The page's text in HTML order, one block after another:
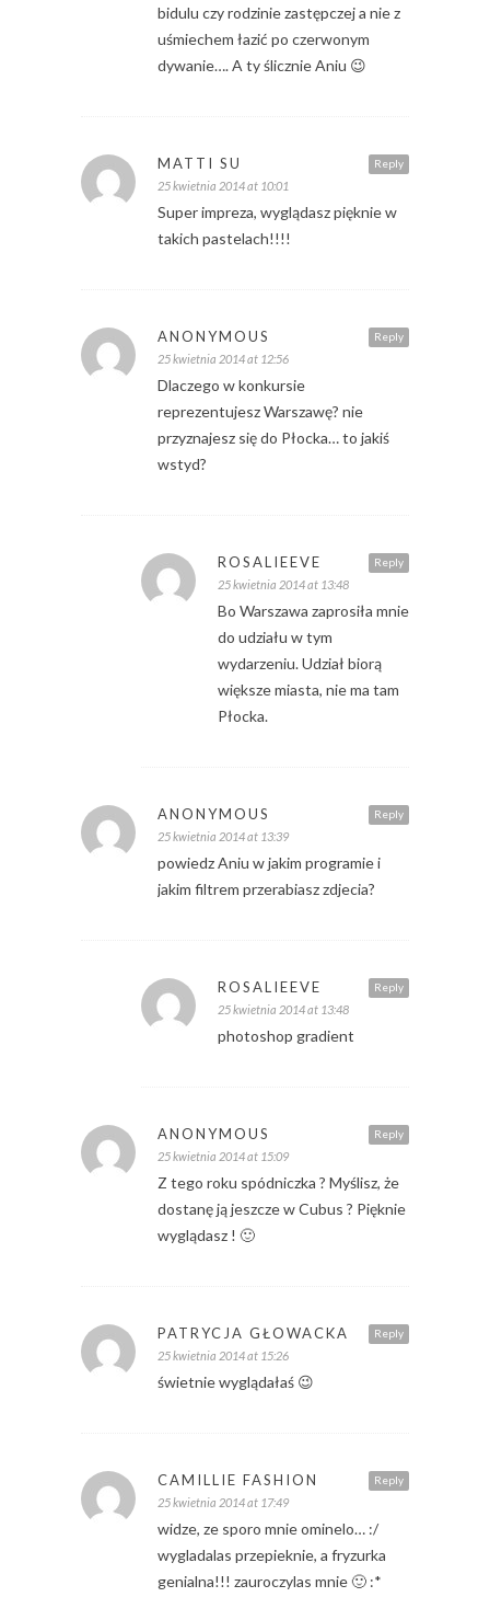
bidulu czy rodzinie zastępczej a nie z
uśmiechem łazić po czerwonym
dywanie…. A ty ślicznie Aniu 😉
Reply
MATTI SU
25 kwietnia 2014 at 10:01
Super impreza, wyglądasz pięknie w
takich pastelach!!!!
Reply
ANONYMOUS
25 kwietnia 2014 at 12:56
Dlaczego w konkursie
reprezentujesz Warszawę? nie
przyznajesz się do Płocka… to jakiś
wstyd?
Reply
ROSALIEEVE
25 kwietnia 2014 at 13:48
Bo Warszawa zaprosiła mnie
do udziału w tym
wydarzeniu. Udział biorą
większe miasta, nie ma tam
Płocka.
Reply
ANONYMOUS
25 kwietnia 2014 at 13:39
powiedz Aniu w jakim programie i
jakim filtrem przerabiasz zdjecia?
Reply
ROSALIEEVE
25 kwietnia 2014 at 13:48
photoshop gradient
Reply
ANONYMOUS
25 kwietnia 2014 at 15:09
Z tego roku spódniczka ? Myślisz, że
dostanę ją jeszcze w Cubus ? Pięknie
wyglądasz ! 🙂
Reply
PATRYCJA GŁOWACKA
25 kwietnia 2014 at 15:26
świetnie wyglądałaś 😉
Reply
CAMILLIE FASHION
25 kwietnia 2014 at 17:49
widze, ze sporo mnie ominelo… :/
wygladalas przepieknie, a fryzurka
genialna!!! zauroczylas mnie 🙂 :*